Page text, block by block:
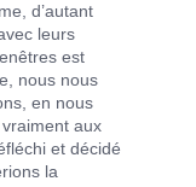
d’autant
leurs
est
nous nous
en nous
aux
et décidé
la